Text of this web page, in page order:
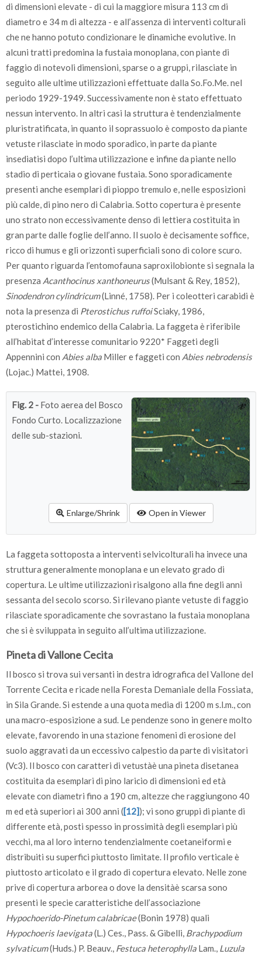
di dimensioni elevate - di cui la maggiore misura 113 cm di
diametro e 34 m di altezza - e all’assenza di interventi colturali
che ne hanno potuto condizionare le dinamiche evolutive. In
alcuni tratti predomina la fustaia monoplana, con piante di
faggio di notevoli dimensioni, sparse o a gruppi, rilasciate in
seguito alle ultime utilizzazioni effettuate dalla So.Fo.Me. nel
periodo 1929-1949. Successivamente non è stato effettuato
nessun intervento. In altri casi la struttura è tendenzialmente
pluristratificata, in quanto il soprassuolo è composto da piante
vetuste rilasciate in modo sporadico, in parte da piante
insediatisi dopo l’ultima utilizzazione e infine da piante nello
stadio di perticaia o giovane fustaia. Sono sporadicamente
presenti anche esemplari di pioppo tremulo e, nelle esposizioni
più calde, di pino nero di Calabria. Sotto copertura è presente
uno strato non eccessivamente denso di lettiera costituita in
gran parte dalle foglie dell’anno. Il suolo è decisamente soffice,
ricco di humus e gli orizzonti superficiali sono di colore scuro.
Per quanto riguarda l’entomofauna saproxilobionte si segnala la
presenza Acanthocinus xanthoneurus(Mulsant & Rey, 1852),
Sinodendron cylindricum(Linné, 1758). Per i coleotteri carabidi è
nota la presenza di Pterostichus ruffoiSciaky, 1986,
pterostichino endemico della Calabria. La faggeta è riferibile
all’habitat d’interesse comunitario 9220* Faggeti degli
Appennini con Abies alba Miller e faggeti con Abies nebrodensis
(Lojac.) Mattei, 1908.
Fig. 2 - Foto aerea del Bosco
Fondo Curto. Localizzazione
delle sub-stazioni.
Enlarge/Shrink Open in Viewer
La faggeta sottoposta a interventi selvicolturali ha invece una
struttura generalmente monoplana e un elevato grado di
copertura. Le ultime utilizzazioni risalgono alla fine degli anni
sessanta del secolo scorso. Si rilevano piante vetuste di faggio
rilasciate sporadicamente che sovrastano la fustaia monoplana
che si è sviluppata in seguito all’ultima utilizzazione.
Pineta di Vallone Cecita
Il bosco si trova sui versanti in destra idrografica del Vallone del
Torrente Cecita e ricade nella Foresta Demaniale della Fossiata,
in Sila Grande. Si estende a una quota media di 1200 m s.l.m., con
una macro-esposizione a sud. Le pendenze sono in genere molto
elevate, favorendo in una stazione fenomeni di erosione del
suolo aggravati da un eccessivo calpestio da parte di visitatori
(Vc3). Il bosco con caratteri di vetustàè una pineta disetanea
costituita da esemplari di pino laricio di dimensioni ed età
elevate con diametri fino a 190 cm, altezze che raggiungono 40
m ed età superiori ai 300 anni ([12]); vi sono gruppi di piante di
differente età, posti spesso in prossimità degli esemplari più
vecchi, ma al loro interno tendenzialmente coetaneiformi e
distribuiti su superfici piuttosto limitate. Il profilo verticale è
piuttosto articolato e il grado di copertura elevato. Nelle zone
prive di copertura arborea o dove la densitàè scarsa sono
presenti le specie caratteristiche dell’associazione
Hypochoerido-Pinetum calabricae(Bonin 1978) quali
Hypochoeris laevigata(L.) Ces., Pass. & Gibelli, Brachypodium
sylvaticum(Huds.) P. Beauv., Festuca heterophylla Lam., Luzula